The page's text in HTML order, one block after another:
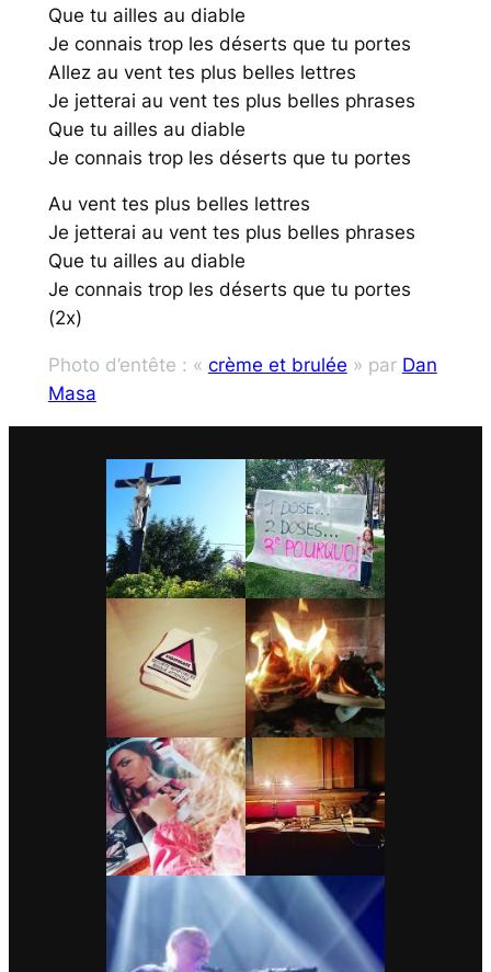
Que tu ailles au diable
Je connais trop les déserts que tu portes
Allez au vent tes plus belles lettres
Je jetterai au vent tes plus belles phrases
Que tu ailles au diable
Je connais trop les déserts que tu portes
Au vent tes plus belles lettres
Je jetterai au vent tes plus belles phrases
Que tu ailles au diable
Je connais trop les déserts que tu portes
(2x)
Photo d’entête : « crème et brulée » par Dan
Masa